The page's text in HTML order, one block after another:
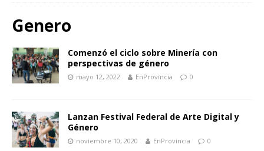
Genero
Comenzó el ciclo sobre Minería con
perspectivas de género
mayo 12, 2022 EnProvincia 0
Lanzan Festival Federal de Arte Digital y
Género
noviembre 10, 2020 EnProvincia 0